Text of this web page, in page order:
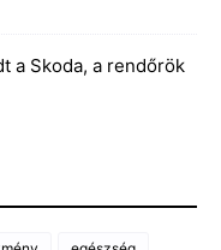
a Skoda, a rendőrök